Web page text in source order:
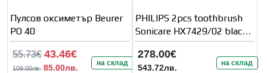
Пулсов оксиметър Beurer
PO 40
55.73€ 43.46€
109.00лв. 85.00лв. на склад
PHILIPS 2pcs toothbrush
Sonicare HX7429/02 black
and white
278.00€
543.72лв. на склад